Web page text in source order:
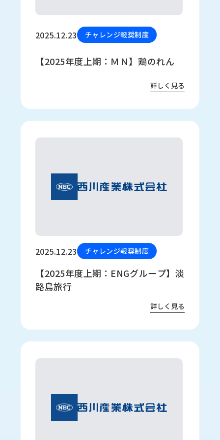
2025.12.23 チャレンジ報奨制度
【2025年度上期：ＭＮ】鶏のれん
詳しく見る
2025.12.23 チャレンジ報奨制度
【2025年度上期：ENGグループ】淡
路島旅行
詳しく見る